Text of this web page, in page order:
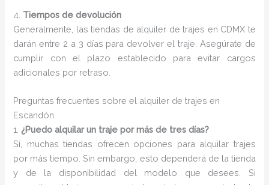
4. Tiempos de devolución
Generalmente, las tiendas de alquiler de trajes en CDMX te
darán entre 2 a 3 días para devolver el traje. Asegúrate de
cumplir con el plazo establecido para evitar cargos
adicionales por retraso.
Preguntas frecuentes sobre el alquiler de trajes en
Escandón
1. ¿Puedo alquilar un traje por más de tres días?
Sí, muchas tiendas ofrecen opciones para alquilar trajes
por más tiempo. Sin embargo, esto dependerá de la tienda
y de la disponibilidad del modelo que desees. Si